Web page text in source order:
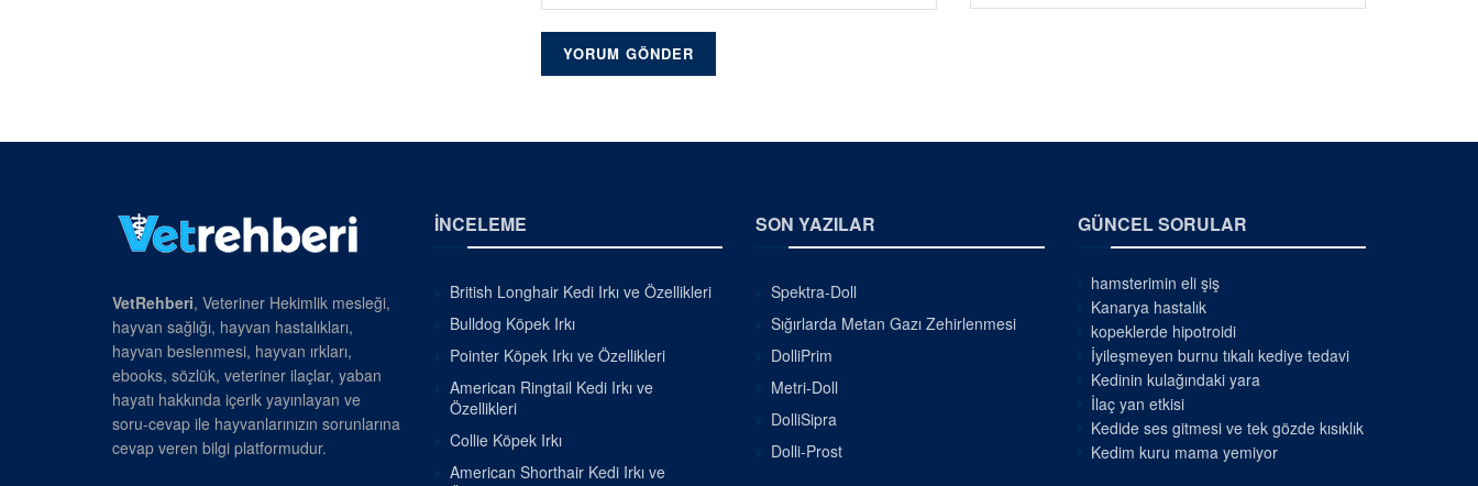
VetRehberi, Veteriner Hekimlik mesleği,
hayvan sağlığı, hayvan hastalıkları,
hayvan beslenmesi, hayvan ırkları,
ebooks, sözlük, veteriner ilaçlar, yaban
hayatı hakkında içerik yayınlayan ve
soru-cevap ile hayvanlarınızın sorunlarına
cevap veren bilgi platformudur.
İNCELEME
British Longhair Kedi Irkı ve Özellikleri
Bulldog Köpek Irkı
Pointer Köpek Irkı ve Özellikleri
American Ringtail Kedi Irkı ve
Özellikleri
Collie Köpek Irkı
American Shorthair Kedi Irkı ve
SON YAZILAR
Spektra-Doll
Sığırlarda Metan Gazı Zehirlenmesi
DolliPrim
Metri-Doll
DolliSipra
Dolli-Prost
GÜNCEL SORULAR
hamsterimin eli şiş
Kanarya hastalık
kopeklerde hipotroidi
İyileşmeyen burnu tıkalı kediye tedavi
Kedinin kulağındaki yara
İlaç yan etkisi
Kedide ses gitmesi ve tek gözde kısıklık
Kedim kuru mama yemiyor